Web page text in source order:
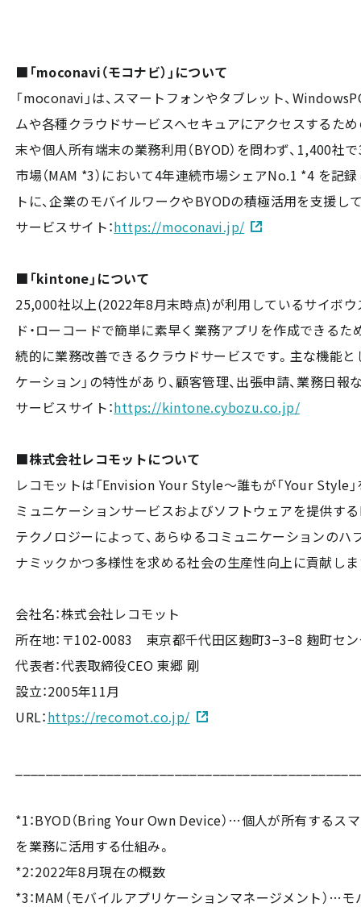
■「moconavi（モコナビ）」について
「moconavi」は、スマートフォンやタブレット、
ムや各種クラウドサービスへセキュアにアクセスするた
末や個人所有端末の業務利用（BYOD）を問わず、1,400
市場（MAM *3）において4年連続市場シェアNo.1 *4 を記
トに、企業のモバイルワークやBYODの積極活用を支援し
サービスサイト：https://moconavi.jp/
■「kintone」について
25,000社以上(2022年8月末時点)が利用しているサイボ
ド・ローコードで簡単に素早く業務アプリを作成できるた
続的に業務改善できるクラウドサービスです。主な機能
ケーション」の特性があり、顧客管理、出張申請、業務日
サービスサイト：https://kintone.cybozu.co.jp/
■株式会社レコモットについて
レコモットは「Envision Your Style～誰もが「Your Style
ミュニケーションサービスおよびソフトウェアを提供す
テクノロジーによって、あらゆるコミュニケーションの
ナミックかつ多様性を求める社会の生産性向上に貢献しま
会社名：株式会社レコモット
所在地：〒102-0083 東京都千代田区麹町3−3−8 麹町セ
代表者：代表取締役CEO 東郷 剛
設立：2005年11月
URL：https://recomot.co.jp/
*1：BYOD（Bring Your Own Device）…個人が所有するス
を業務に活用する仕組み。
*2：2022年8月現在の概数
*3：MAM（モバイルアプリケーションマネージメント）…